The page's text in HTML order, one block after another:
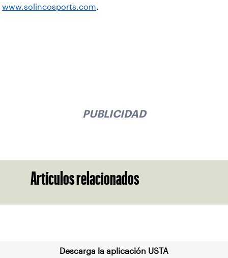
www.solincosports.com.
PUBLICIDAD
Artículos relacionados
Descarga la aplicación USTA